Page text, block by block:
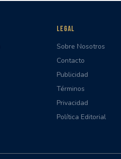
LEGAL
Sobre Nosotros
Contacto
Publicidad
Términos
Privacidad
Política Editorial